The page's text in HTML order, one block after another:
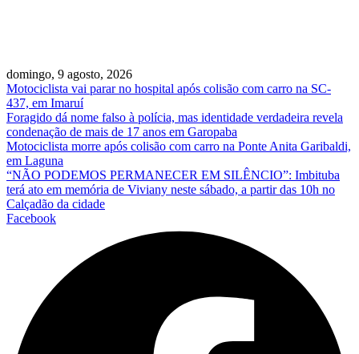
domingo, 9 agosto, 2026
Motociclista vai parar no hospital após colisão com carro na SC-
437, em Imaruí
Foragido dá nome falso à polícia, mas identidade verdadeira revela
condenação de mais de 17 anos em Garopaba
Motociclista morre após colisão com carro na Ponte Anita Garibaldi,
em Laguna
“NÃO PODEMOS PERMANECER EM SILÊNCIO”: Imbituba
terá ato em memória de Viviany neste sábado, a partir das 10h no
Calçadão da cidade
Facebook